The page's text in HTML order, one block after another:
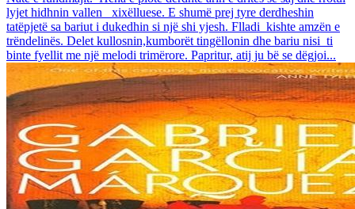
lyjet hidhnin vallen xixëlluese. E shumë prej tyre derdheshin
tatëpjetë sa bariut i dukedhin si një shi yjesh. Flladi kishte amzën e
trëndelinës. Delet kullosnin,kumborët tingëllonin dhe bariu nisi ti
binte fyellit me një melodi trimërore. Papritur, atij ju bë se dëgjoi...